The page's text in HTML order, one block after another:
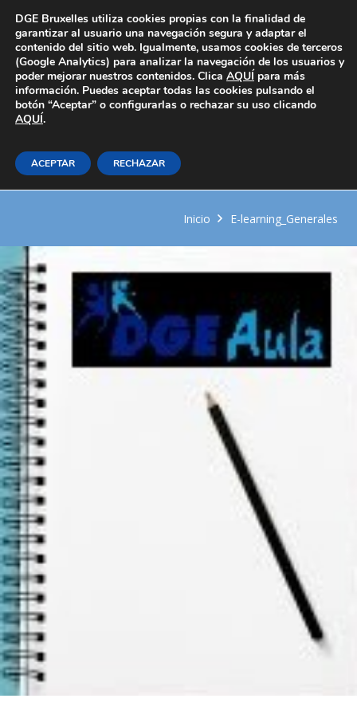
Área Privada
Asesoramiento y venta de
productos y servicios para la
imagen personal
Inicio E-learning_Generales
DGE Bruxelles utiliza cookies propias con la finalidad de
garantizar al usuario una navegación segura y adaptar el
contenido del sitio web. Igualmente, usamos cookies de terceros
(Google Analytics) para analizar la navegación de los usuarios y
poder mejorar nuestros contenidos. Clica AQUÍ para más
información. Puedes aceptar todas las cookies pulsando el
botón “Aceptar” o configurarlas o rechazar su uso clicando
AQUÍ.
ACEPTAR RECHAZAR